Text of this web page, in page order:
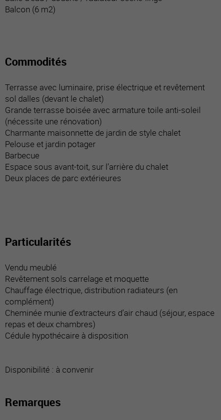
Balcon (6 m2)
Commodités
Terrasse avec luminaire, prise électrique et revêtement
sol dalles (devant le chalet)
Grande terrasse boisée avec armature toile anti-soleil
(nécessite une rénovation)
Charmante maisonnette de jardin de style chalet
Pelouse et jardin potager
Barbecue
Espace sous avant-toit, sur l’arrière du chalet
Deux places de parc extérieures
Particularités
Vendu meublé
Revêtement sols carrelage et moquette
Chauffage électrique, distribution radiateurs (en
complément)
Cheminée munie d’extracteurs d’air chaud (séjour, espace
repas et deux chambres)
Cédule hypothécaire à disposition
Disponibilité : à convenir
Remarques